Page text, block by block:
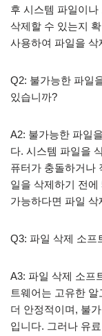
후 시스템 파일이
삭제할 수 있는지
사용하여 파일을
Q2: 불가능한 파일
있습니까?
A2: 불가능한 파일
다. 시스템 파일을
퓨터가 충돌하거나
일을 삭제하기 전
가능하다면 파일
Q3: 파일 삭제 소프
A3: 파일 삭제 소프
트웨어는 고유한
더 안정적이며, 불
입니다. 그러나 유